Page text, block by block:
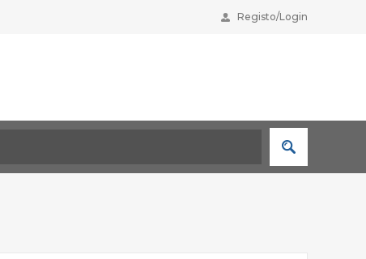
Registo/Login